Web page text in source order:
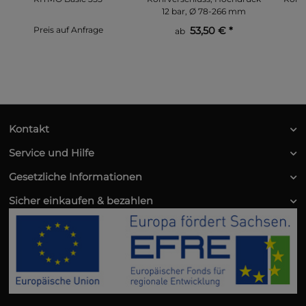
Preis auf Anfrage
12 bar, Ø 78-266 mm
ab 53,50 € *
Kontakt
Service und Hilfe
Gesetzliche Informationen
Sicher einkaufen & bezahlen